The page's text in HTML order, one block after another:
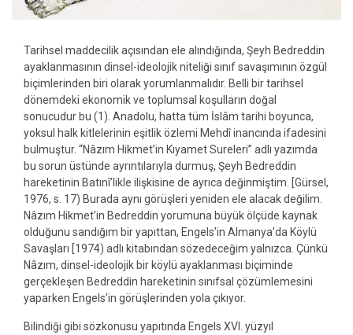
Tarihsel maddecilik açısından ele alındığında, Şeyh Bedreddin
ayaklanmasının dinsel-ideolojik niteliği sınıf savaşımının özgül
biçimlerinden biri olarak yorumlanmalıdır. Belli bir tarihsel
dönemdeki ekonomik ve toplumsal koşulların doğal
sonucudur bu (1). Anadolu, hatta tüm İslâm tarihi boyunca,
yoksul halk kitlelerinin eşitlik özlemi Mehdî inancında ifadesini
bulmuştur. “Nâzım Hikmet’in Kıyamet Sureleri” adlı yazımda
bu sorun üstünde ayrıntılarıyla durmuş, Şeyh Bedreddin
hareketinin Batınî’likle ilişkisine de ayrıca değinmiştim. [Gürsel,
1976, s. 17) Burada aynı görüşleri yeniden ele alacak değilim.
Nâzım Hikmet’in Bedreddin yorumuna büyük ölçüde kaynak
olduğunu sandığım bir yapıttan, Engels’in Almanya’da Köylü
Savaşları [1974) adlı kitabından sözedeceğim yalnızca. Çünkü
Nâzım, dinsel-ideolojik bir köylü ayaklanması biçiminde
gerçekleşen Bedreddin hareketinin sınıfsal çözümlemesini
yaparken Engels’in görüşlerinden yola çıkıyor.
Bilindiği gibi sözkonusu yapıtında Engels XVI. yüzyıl